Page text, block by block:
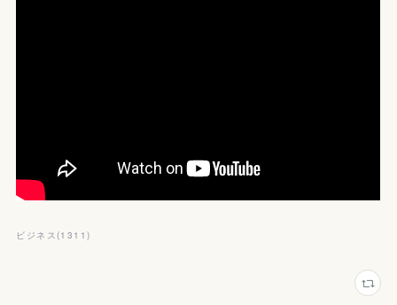
ビジネス (1311 )